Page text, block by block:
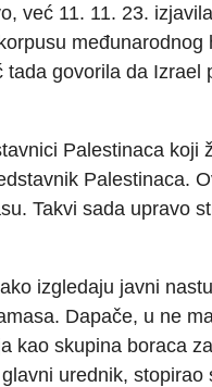
već 11. 11. 23.
tada govorila da
Palestinaca koji
Palestinaca.
Takvi sada upravo
izgledaju javni
Dapače, u ne
kao skupina boraca
urednik,